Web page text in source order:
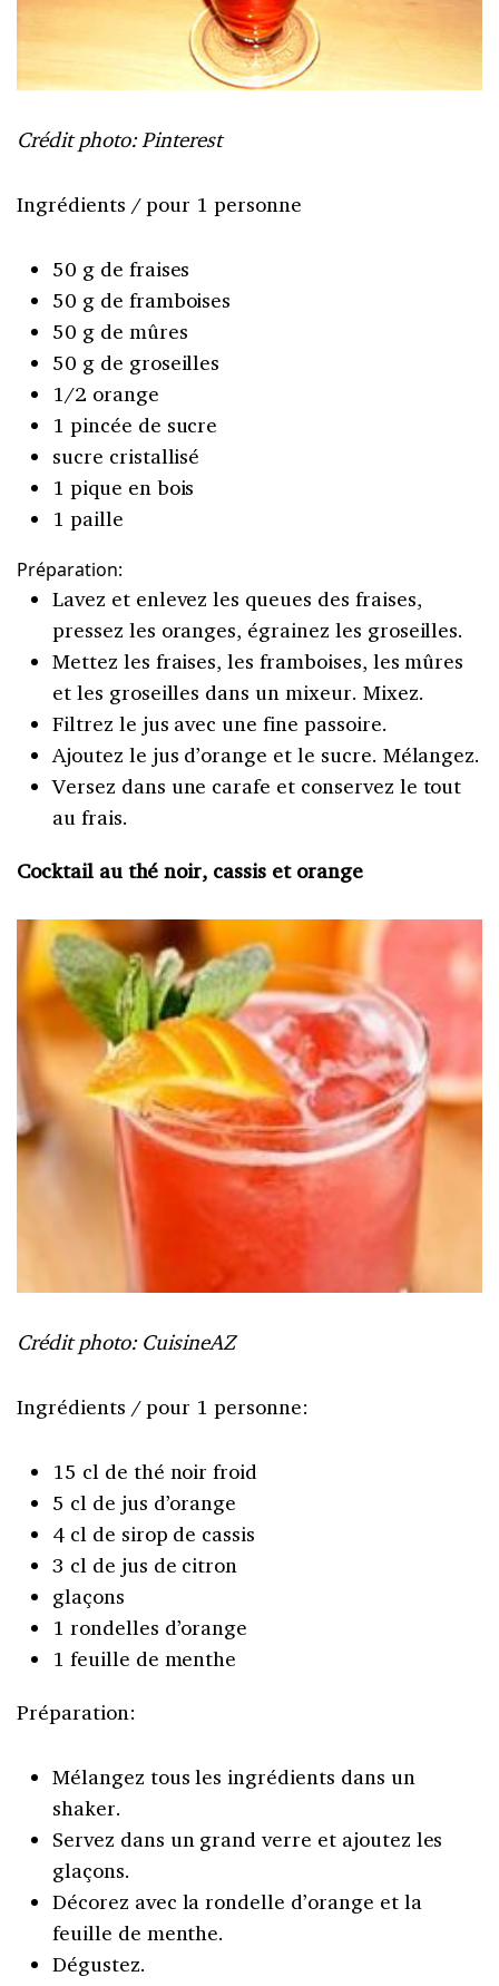
Crédit photo: Pinterest
Ingrédients / pour 1 personne
50 g de fraises
50 g de framboises
50 g de mûres
50 g de groseilles
1/2 orange
1 pincée de sucre
sucre cristallisé
1 pique en bois
1 paille
Préparation:
Lavez et enlevez les queues des fraises,
pressez les oranges, égrainez les groseilles.
Mettez les fraises, les framboises, les mûres
et les groseilles dans un mixeur. Mixez.
Filtrez le jus avec une fine passoire.
Ajoutez le jus d’orange et le sucre. Mélangez.
Versez dans une carafe et conservez le tout
au frais.
Cocktail au thé noir, cassis et orange
Crédit photo: CuisineAZ
Ingrédients / pour 1 personne:
15 cl de thé noir froid
5 cl de jus d’orange
4 cl de sirop de cassis
3 cl de jus de citron
glaçons
1 rondelles d’orange
1 feuille de menthe
Préparation:
Mélangez tous les ingrédients dans un
shaker.
Servez dans un grand verre et ajoutez les
glaçons.
Décorez avec la rondelle d’orange et la
feuille de menthe.
Dégustez.